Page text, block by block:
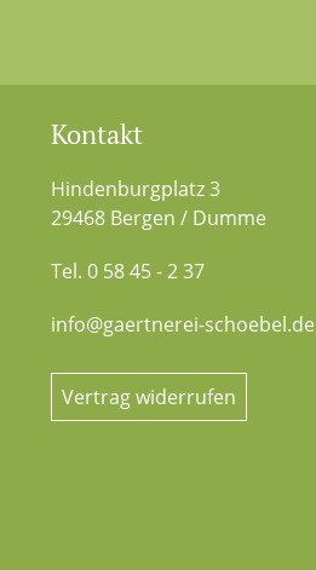
Kontakt
Hindenburgplatz 3
29468 Bergen / Dumme
Tel. 0 58 45 - 2 37
info@gaertnerei-schoebel.de
Vertrag widerrufen